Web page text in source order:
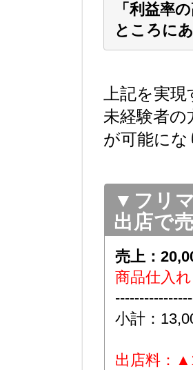
「利益率
ところに
上記を実
未経験者
が可能にな
▼フリ
出店で
売上：
商品仕入
小計：
出店料：